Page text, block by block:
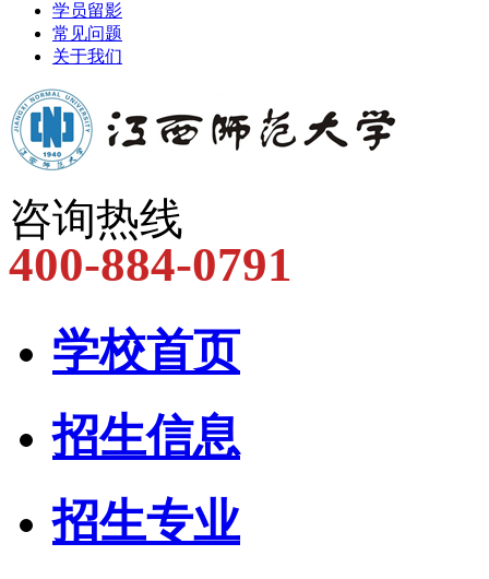
学员留影
常见问题
关于我们
咨询热线
400-884-0791
学校首页
招生信息
招生专业